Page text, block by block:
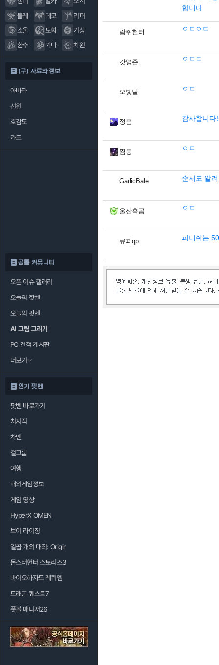
블레
데모
리퍼
소울
도화
기상
환수
가나 차원
(구) 자료와 정보
아바타
선원
호감도
카드
공통 커뮤니티
오픈 이슈 갤러리
오늘의 핫벤
오늘의 팟벤
AI 그림 그리기
PC 견적 게시판
더보기
인기 팟벤
팟벤 바로가기
치지직
차벤
걸그룹
여행
해외게임정보
게임 영상
HyperX OMEN
브이 라이징
일곱 개의 대죄: Origin
몬스터헌터 스토리즈3
바이오하자드 레퀴엠
드래곤 퀘스트7
풋볼 매니저26
합니다
람쥐헌터 ㅇㄷㅇㄷ
갓영준 ㅇㄷㄷ
오빛달 ㅇㄷ
정품 감사합니다!
찜통 ㅇㄷ
GarlicBale 순서도 알
울산흑곰 ㅇㄷ
큐피qp 피니쉬는